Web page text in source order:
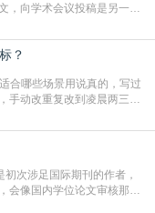
，向学术会议投稿是另一个
本篇AEIC学术交流中心小编
的传播与反馈学术会议通
？
合哪些场景用说真的，写过
手动改重复改到凌晨两三
对工具，半天就能搞定你两
果你符合下面这些场景，
次涉足国际期刊的作者，
会像国内学位论文审核那